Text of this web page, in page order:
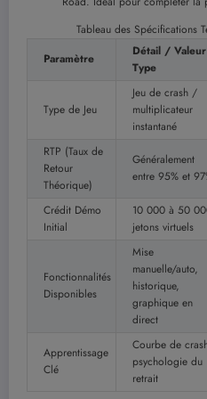
Tableau des Spécifications
Paramètre
Détail / Valeur
Type
Type de Jeu
Jeu de crash /
multiplicateur
instantané
RTP (Taux de
Retour
Théorique)
Généralement
entre 95% et
Crédit Démo
Initial
10 000 à 50
jetons virtuels
Fonctionnalités
Disponibles
Mise
manuelle/auto,
historique,
graphique en
direct
Apprentissage
Clé
Courbe de
psychologie du
retrait